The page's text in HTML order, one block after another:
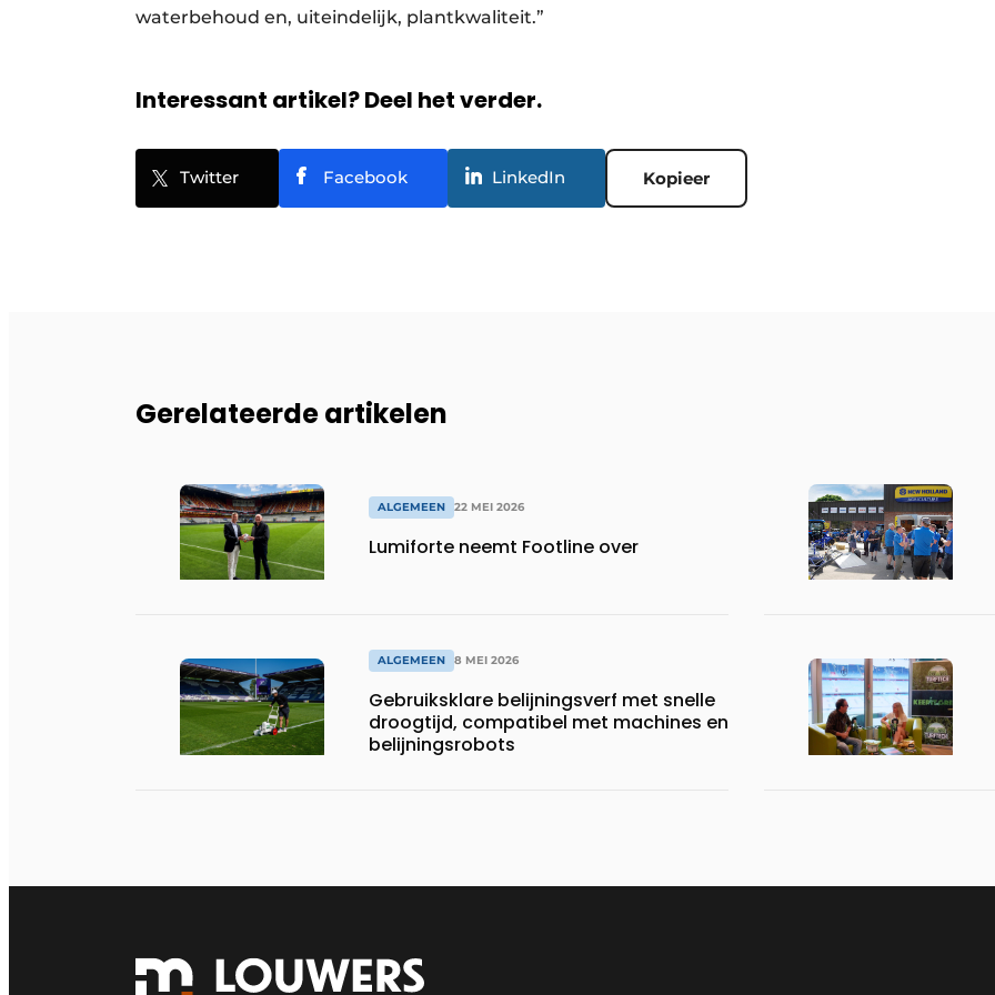
waterbehoud en, uiteindelijk, plantkwaliteit.”
Interessant artikel? Deel het verder.
Twitter Facebook LinkedIn Kopieer
Gerelateerde artikelen
ALGEMEEN 22 MEI 2026
Lumiforte neemt Footline over
ALGEMEEN 8 MEI 2026
Gebruiksklare belijningsverf met snelle
droogtijd, compatibel met machines en
belijningsrobots